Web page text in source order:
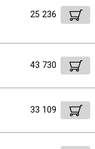
25 236
43 730
33 109